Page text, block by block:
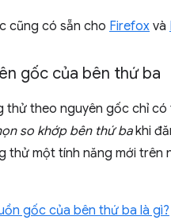
cũng có sẵn cho Firefox và
gốc của bên thứ ba
thử theo nguyên gốc chỉ có
so khớp bên thứ bakhi
thử một tính năng mới trên
gốc của bên thứ ba là gì?